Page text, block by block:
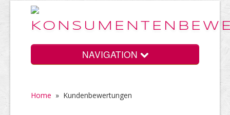
NAVIGATION
Home
Home » Kundenbewertungen